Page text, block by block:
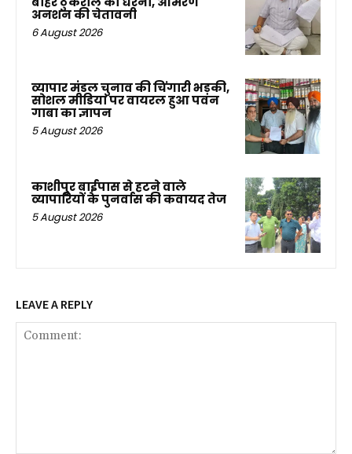
अनशन की चेतावनी
6 August 2026
व्यापार मंडल चुनाव की चिंगारी भड़की,
सोशल मीडिया पर वायरल हुआ पवन
गाबा का ज्ञापन
5 August 2026
काशीपुर बाईपास से हटने वाले
व्यापारियों के पुनर्वास की कवायद तेज
5 August 2026
LEAVE A REPLY